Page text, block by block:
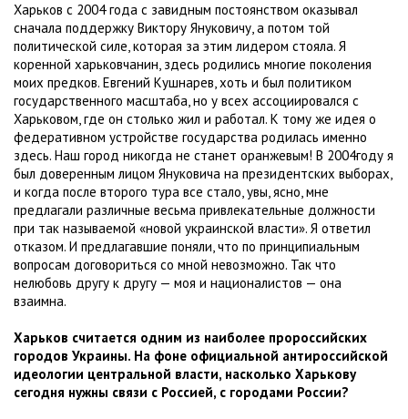
Харьков с 2004 года с завидным постоянством оказывал
сначала поддержку Виктору Януковичу, а потом той
политической силе, которая за этим лидером стояла. Я
коренной харьковчанин, здесь родились многие поколения
моих предков. Евгений Кушнарев, хоть и был политиком
государственного масштаба, но у всех ассоциировался с
Харьковом, где он столько жил и работал. К тому же идея о
федеративном устройстве государства родилась именно
здесь. Наш город никогда не станет оранжевым! В 2004году я
был доверенным лицом Януковича на президентских выборах,
и когда после второго тура все стало, увы, ясно, мне
предлагали различные весьма привлекательные должности
при так называемой «новой украинской власти». Я ответил
отказом. И предлагавшие поняли, что по принципиальным
вопросам договориться со мной невозможно. Так что
нелюбовь другу к другу — моя и националистов — она
взаимна.
Харьков считается одним из наиболее пророссийских
городов Украины. На фоне официальной антироссийской
идеологии центральной власти, насколько Харькову
сегодня нужны связи с Россией, с городами России?